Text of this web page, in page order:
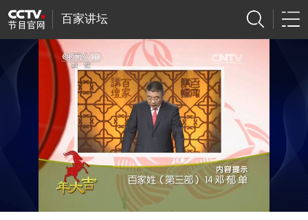
百家讲坛